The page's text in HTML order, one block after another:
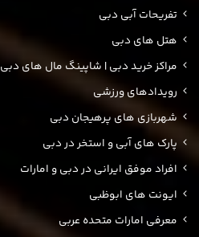
تفریحات آبی دبی
هتل های دبی
مراکز خرید دبی | شاپینگ مال های دبی
رویدادهای ورزشی
شهربازی های پرهیجان دبی
پارک های آبی و استخر در دبی
افراد موفق ایرانی در دبی و امارات
ایونت های ابوظبی
معرفی امارات متحده عربی